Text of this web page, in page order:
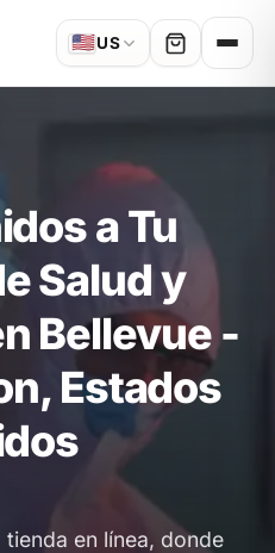
🇺🇸US
a Tu
Salud y
Bellevue -
Estados
en línea, donde